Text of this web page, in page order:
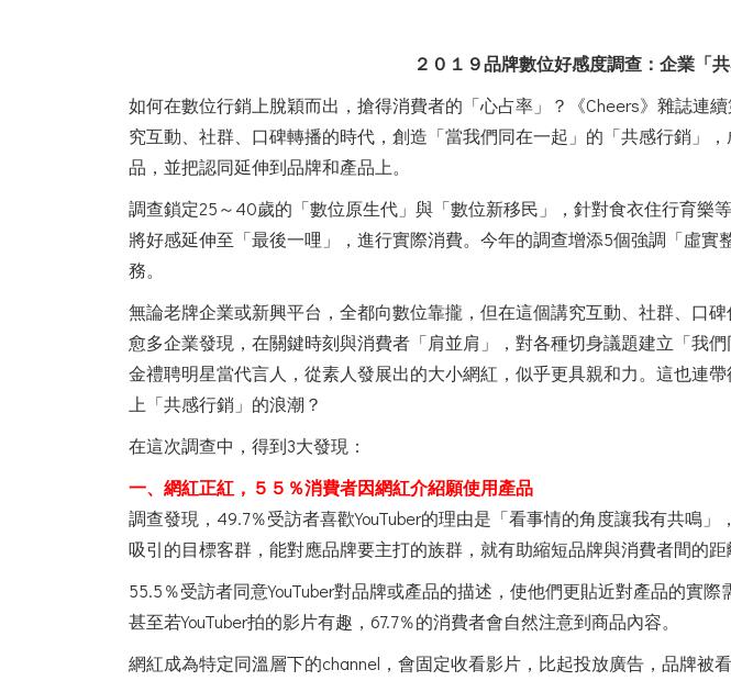
２０１９品牌數位好感度調查：企業「
如何在數位行銷上脫穎而出，搶得消費者的「心占率」？《Cheers》雜誌連
究互動、社群、口碑轉播的時代，創造「當我們同在一起」的「共感行銷」
品，並把認同延伸到品牌和產品上。
調查鎖定25～40歲的「數位原生代」與「數位新移民」，針對食衣住行育樂
將好感延伸至「最後一哩」，進行實際消費。今年的調查增添5個強調「虛
務。
無論老牌企業或新興平台，全都向數位靠攏，但在這個講究互動、社群、口
愈多企業發現，在關鍵時刻與消費者「肩並肩」，對各種切身議題建立「我
金禮聘明星當代言人，從素人發展出的大小網紅，似乎更具親和力。這也連
上「共感行銷」的浪潮？
在這次調查中，得到3大發現：
一、網紅正紅，５５％消費者因網紅介紹願使用產品
調查發現，49.7％受訪者喜歡YouTuber的理由是「看事情的角度讓我有共鳴
吸引的目標客群，能對應品牌要主打的族群，就有助縮短品牌與消費者間的距
55.5％受訪者同意YouTuber對品牌或產品的描述，使他們更貼近對產品的實
甚至若YouTuber拍的影片有趣，67.7％的消費者會自然注意到商品內容。
網紅成為特定同溫層下的channel，會固定收看影片，比起投放廣告，品牌被